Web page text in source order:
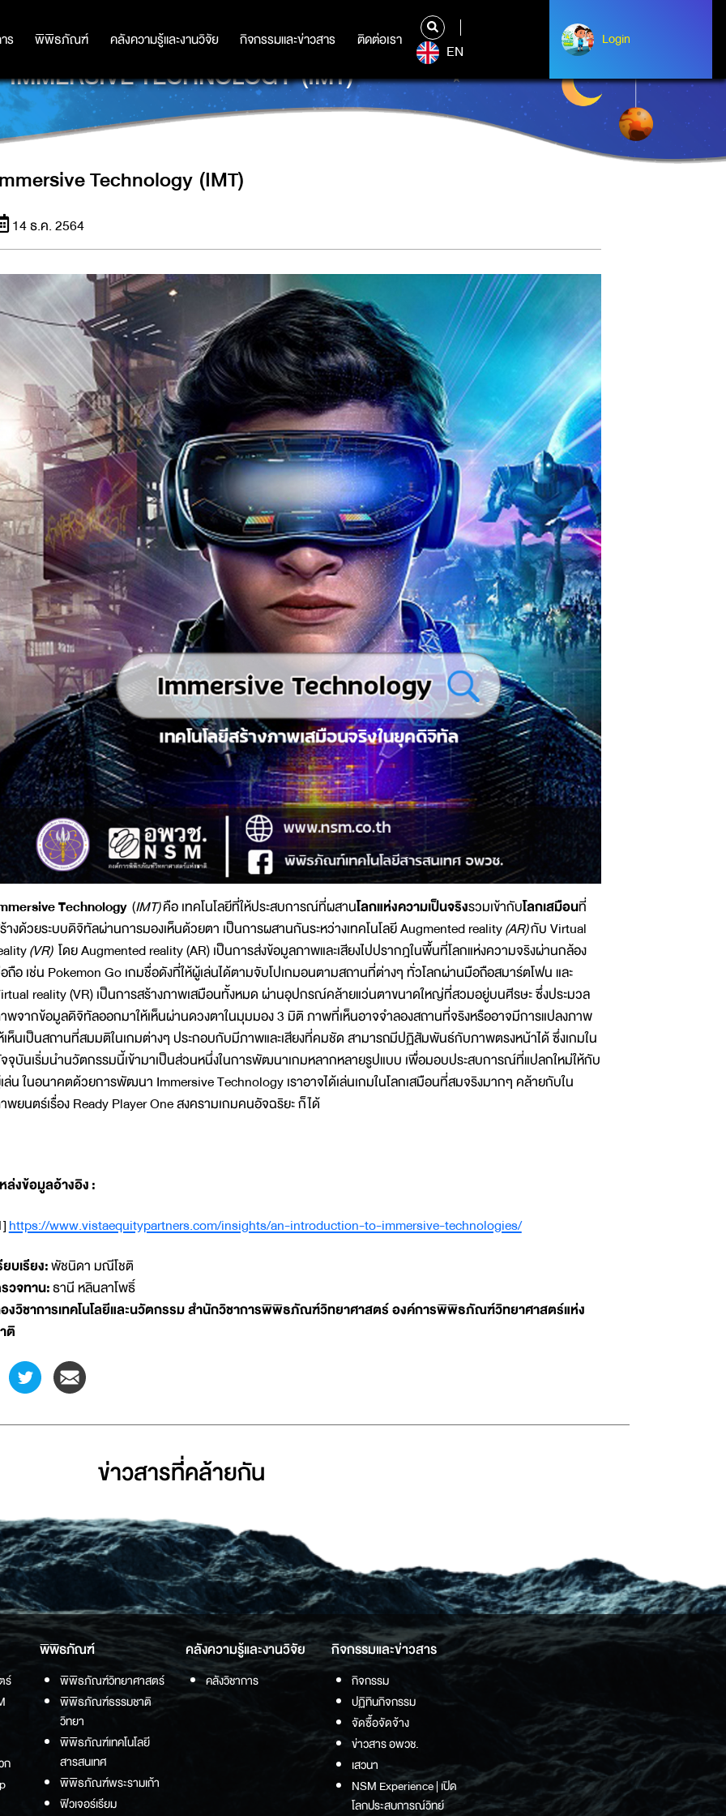
ร พิพิธภัณฑ์ คลังความรู้และงานวิจัย กิจกรรมและข่าวสาร ติดต่อเรา
ร พิพิธภัณฑ์ คลังความรู้และงานวิจัย กิจกรรมและข่าวสาร ติดต่อเรา
EN
Login
Login
IMMERSIVE TECHNOLOGY (IMT)
Technology (IMT)
14 ธ.ค. 2564
Technology(IMT)คือ เทคโนโลยีที่ให้ประสบการณ์ที่ผสานโลกแห่งความเป็นจริงรวมเข้ากับโลกเสมือนที่
างด้วยระบบดิจิทัลผ่านการมองเห็นด้วยตา เป็นการผสานกันระหว่างเทคโนโลยี Augmented reality(AR)กับ Virtual
(VR)โดย Augmented reality (AR) เป็นการส่งข้อมูลภาพและเสียงไปปรากฎในพื้นที่โลกแห่งความจริงผ่านกล้อง
ถือ เช่น Pokemon Go เกมชื่อดังที่ให้ผู้เล่นได้ตามจับโปเกมอนตามสถานที่ต่างๆ ทั่วโลกผ่านมือถือสมาร์ตโฟน และ
reality (VR) เป็นการสร้างภาพเสมือนทั้งหมด ผ่านอุปกรณ์คล้ายแว่นตาขนาดใหญ่ที่สวมอยู่บนศีรษะ ซึ่งประมวล
พจากข้อมูลดิจิทัลออกมาให้เห็นผ่านดวงตาในมุมมอง 3 มิติ ภาพที่เห็นอาจจำลองสถานที่จริงหรืออาจมีการแปลงภาพ
เห็นเป็นสถานที่สมมติในเกมต่างๆ ประกอบกับมีภาพและเสียงที่คมชัด สามารถมีปฏิสัมพันธ์กับภาพตรงหน้าได้ ซึ่งเกมใน
จุบันเริ่มนำนวัตกรรมนี้เข้ามาเป็นส่วนหนึ่งในการพัฒนาเกมหลากหลายรูปแบบ เพื่อมอบประสบการณ์ที่แปลกใหม่ให้กับ
ล่น ในอนาคตด้วยการพัฒนา Immersive Technology เราอาจได้เล่นเกมในโลกเสมือนที่สมจริงมากๆ คล้ายกับใน
พยนตร์เรื่อง Ready Player One สงครามเกมคนอัจฉริยะ ก็ได้
ล่งข้อมูลอ้างอิง:
https://www.vistaequitypartners.com/insights/an-introduction-to-immersive-technologies/
ยบเรียง:พัชนิดา มณีโชติ
วจทาน:ธานี หลินลาโพธิ์
งวิชาการเทคโนโลยีและนวัตกรรม สำนักวิชาการพิพิธภัณฑ์วิทยาศาสตร์ องค์การพิพิธภัณฑ์วิทยาศาสตร์แห่ง
ติ
ข่าวสารที่่คล้ายกัน
ร์
ก
พิพิธภัณฑ์
พิพิธภัณฑ์วิทยาศาสตร์
พิพิธภัณฑ์ธรรมชาติ
วิทยา
พิพิธภัณฑ์เทคโนโลยี
สารสนเทศ
พิพิธภัณฑ์พระรามเก้า
ฟิวเจอร์เรียม
คลังความรู้และงานวิจัย
คลังวิชาการ
กิจกรรมและข่าวสาร
กิจกรรม
ปฏิทินกิจกรรม
จัดซื้อจัดจ้าง
ข่าวสาร อพวช.
เสวนา
NSM Experience | เปิด
โลกประสบการณ์วิทย์